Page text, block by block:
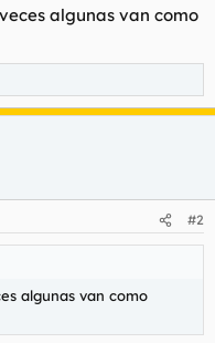
algunas van como
#2
algunas van como